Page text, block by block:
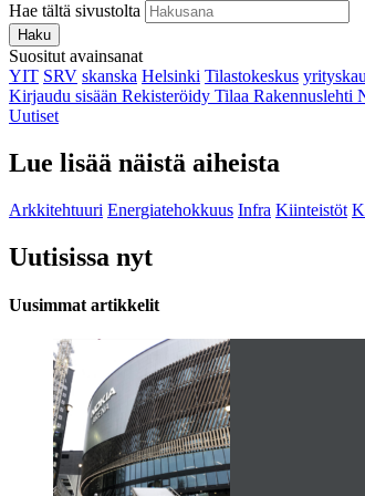
Hae tältä sivustolta
Haku
Suositut avainsanat
YIT SRV skanska Helsinki Tilastokeskus
Kirjaudu sisään Rekisteröidy Tilaa Rakennuslehti
Uutiset
Lue lisää näistä aiheista
Arkkitehtuuri Energiatehokkuus Infra Kiinteistöt
Uutisissa nyt
Uusimmat artikkelit